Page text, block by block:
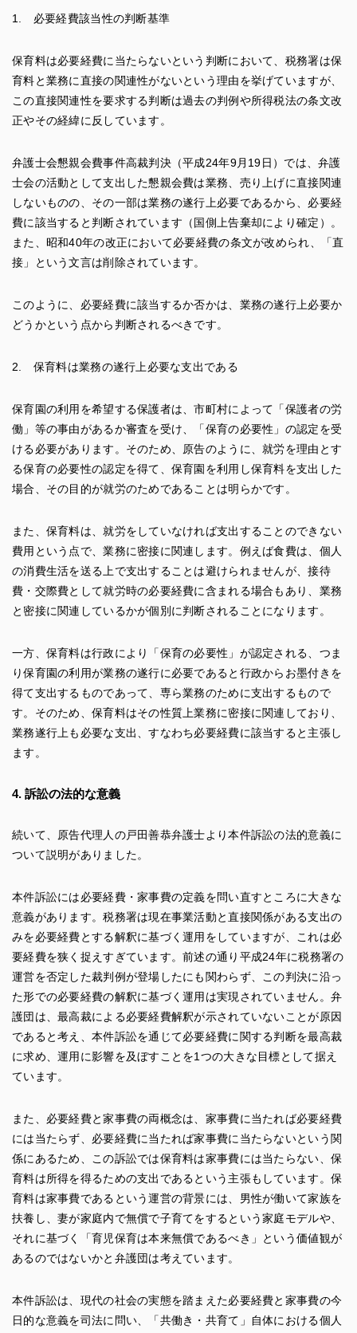
1. 必要経費該当性の判断基準
保育料は必要経費に当たらないという判断において、税務署は保
育料と業務に直接の関連性がないという理由を挙げていますが、
この直接関連性を要求する判断は過去の判例や所得税法の条文改
正やその経緯に反しています。
弁護士会懇親会費事件高裁判決（平成24年9月19日）では、弁護
士会の活動として支出した懇親会費は業務、売り上げに直接関連
しないものの、その一部は業務の遂行上必要であるから、必要経
費に該当すると判断されています（国側上告棄却により確定）。
また、昭和40年の改正において必要経費の条文が改められ、「直
接」という文言は削除されています。
このように、必要経費に該当するか否かは、業務の遂行上必要か
どうかという点から判断されるべきです。
2. 保育料は業務の遂行上必要な支出である
保育園の利用を希望する保護者は、市町村によって「保護者の労
働」等の事由があるか審査を受け、「保育の必要性」の認定を受
ける必要があります。そのため、原告のように、就労を理由とす
る保育の必要性の認定を得て、保育園を利用し保育料を支出した
場合、その目的が就労のためであることは明らかです。
また、保育料は、就労をしていなければ支出することのできない
費用という点で、業務に密接に関連します。例えば食費は、個人
の消費生活を送る上で支出することは避けられませんが、接待
費・交際費として就労時の必要経費に含まれる場合もあり、業務
と密接に関連しているかが個別に判断されることになります。
一方、保育料は行政により「保育の必要性」が認定される、つま
り保育園の利用が業務の遂行に必要であると行政からお墨付きを
得て支出するものであって、専ら業務のために支出するもので
す。そのため、保育料はその性質上業務に密接に関連しており、
業務遂行上も必要な支出、すなわち必要経費に該当すると主張し
ます。
4. 訴訟の法的な意義
続いて、原告代理人の戸田善恭弁護士より本件訴訟の法的意義に
ついて説明がありました。
本件訴訟には必要経費・家事費の定義を問い直すところに大きな
意義があります。税務署は現在事業活動と直接関係がある支出の
みを必要経費とする解釈に基づく運用をしていますが、これは必
要経費を狭く捉えすぎています。前述の通り平成24年に税務署の
運営を否定した裁判例が登場したにも関わらず、この判決に沿っ
た形での必要経費の解釈に基づく運用は実現されていません。弁
護団は、最高裁による必要経費解釈が示されていないことが原因
であると考え、本件訴訟を通じて必要経費に関する判断を最高裁
に求め、運用に影響を及ぼすことを1つの大きな目標として据え
ています。
また、必要経費と家事費の両概念は、家事費に当たれば必要経費
には当たらず、必要経費に当たれば家事費に当たらないという関
係にあるため、この訴訟では保育料は家事費には当たらない、保
育料は所得を得るための支出であるという主張もしています。保
育料は家事費であるという運営の背景には、男性が働いて家族を
扶養し、妻が家庭内で無償で子育てをするという家庭モデルや、
それに基づく「育児保育は本来無償であるべき」という価値観が
あるのではないかと弁護団は考えています。
本件訴訟は、現代の社会の実態を踏まえた必要経費と家事費の今
日的な意義を司法に問い、「共働き・共育て」自体における個人